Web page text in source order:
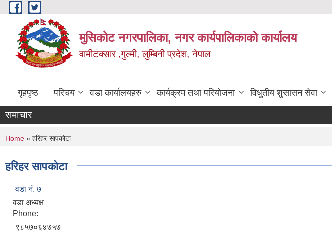
Skip to main content
मुसिकोट नगरपालिका, नगर कार्यपालिकाकाे कार्यालय
वामीटक्सार ,गुल्मी, लुम्बिनी प्रदेश, नेपाल
गृहपृष्ठ परिचय वडा कार्यालयहरु कार्यक्रम तथा परियोजना विधुतीय शुसासन सेवा
समाचार
You are here
Home » हरिहर सापकोटा
हरिहर सापकोटा
वडा नं. ७
वडा अध्यक्ष
Phone:
९८५७०६४७५७